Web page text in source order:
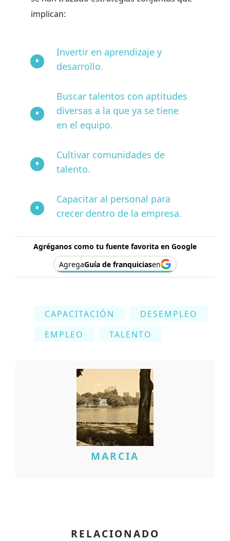
implican:
Invertir en aprendizaje y
desarrollo.
Buscar talentos con aptitudes
diversas a la que ya se tiene
en el equipo.
Cultivar comunidades de
talento.
Capacitar al personal para
crecer dentro de la empresa.
Agréganos como tu fuente favorita en Google
AgregaGuía de franquiciasen
CAPACITACIÓN
DESEMPLEO
EMPLEO
TALENTO
MARCIA
RELACIONADO